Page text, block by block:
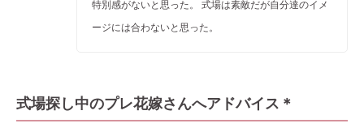
特別感がないと思った。 式場は素敵だが自分達のイメ
ージには合わないと思った。
式場探し中のプレ花嫁さんへアドバイス＊